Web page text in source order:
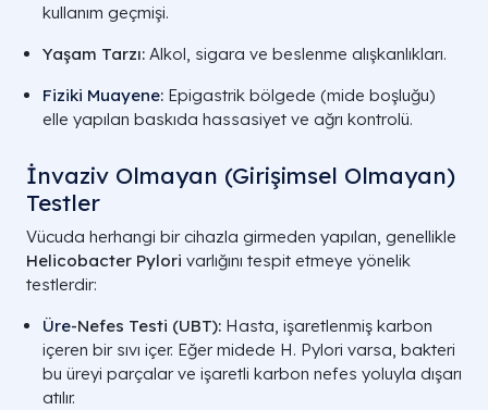
kullanım geçmişi.
Yaşam Tarzı: Alkol, sigara ve beslenme alışkanlıkları.
Fiziki Muayene: Epigastrik bölgede (mide boşluğu)
elle yapılan baskıda hassasiyet ve ağrı kontrolü.
İnvaziv Olmayan (Girişimsel Olmayan)
Testler
Vücuda herhangi bir cihazla girmeden yapılan, genellikle
Helicobacter Pylori varlığını tespit etmeye yönelik
testlerdir:
Üre-Nefes Testi (UBT): Hasta, işaretlenmiş karbon
içeren bir sıvı içer. Eğer midede H. Pylori varsa, bakteri
bu üreyi parçalar ve işaretli karbon nefes yoluyla dışarı
atılır.